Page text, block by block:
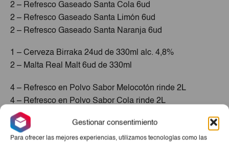
Gestionar consentimiento
Para ofrecer las mejores experiencias, utilizamos tecnologías como las
2 – Refresco Gaseado Santa Cola 6ud
2 – Refresco Gaseado Santa Limón 6ud
2 – Refresco Gaseado Santa Naranja 6ud
1 – Cerveza Birraka 24ud de 330ml alc. 4,8%
2 – Malta Real Malt 6ud de 330ml
4 – Refresco en Polvo Sabor Melocotón rinde 2L
4 – Refresco en Polvo Sabor Cola rinde 2L
Productos Relacionados